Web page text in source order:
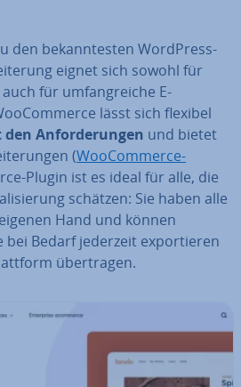
den be­kann­tes­ten WordPress-
eignet sich sowohl für
für um­fang­rei­che E-
lässt sich flexibel
An­for­de­run­gen und bietet
(Woo­Com­mer­ce-
Plugin ist es ideal für alle, die
schätzen: Sie haben alle
Hand und können
bei Bedarf jederzeit ex­por­tie­ren
über­tra­gen.